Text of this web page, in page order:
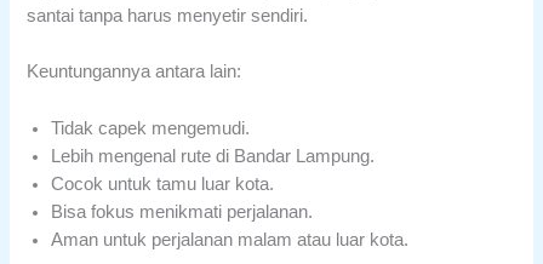
santai tanpa harus menyetir sendiri.
Keuntungannya antara lain:
Tidak capek mengemudi.
Lebih mengenal rute di Bandar Lampung.
Cocok untuk tamu luar kota.
Bisa fokus menikmati perjalanan.
Aman untuk perjalanan malam atau luar kota.